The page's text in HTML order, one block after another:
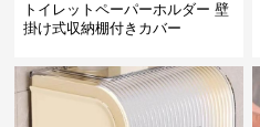
トイレットペーパーホルダー 壁
掛け式収納棚付きカバー